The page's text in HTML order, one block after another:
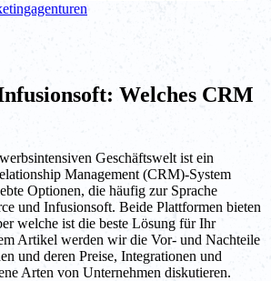
Welches CRM
Geschäftswelt ist ein
Management (CRM)-System
Optionen, die häufig zur Sprache
und Infusionsoft. Beide Plattformen bieten
welche ist die beste Lösung für Ihr
Artikel werden wir die Vor- und Nachteile
und deren Preise, Integrationen und
Arten von Unternehmen diskutieren.